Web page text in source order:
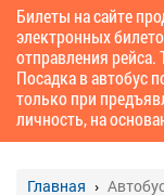
Билеты на сайте
электронных
отправления
Посадка в автобус
только при
личность, на
Главная